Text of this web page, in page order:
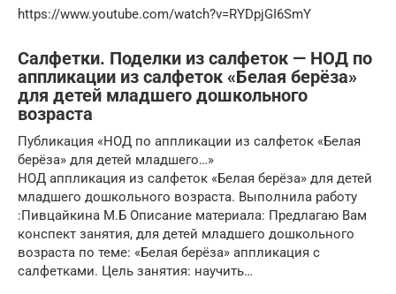
https://www.youtube.com/watch?v=RYDpjGI6SmY
Салфетки. Поделки из салфеток — НОД по
аппликации из салфеток «Белая берёза»
для детей младшего дошкольного
возраста
Публикация «НОД по аппликации из салфеток «Белая
берёза» для детей младшего…»
НОД аппликация из салфеток «Белая берёза» для детей
младшего дошкольного возраста. Выполнила работу
:Пивцайкина М.Б Описание материала: Предлагаю Вам
конспект занятия, для детей младшего дошкольного
возраста по теме: «Белая берёза» аппликация с
салфетками. Цель занятия: научить…